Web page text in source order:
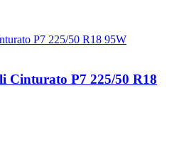
Cinturato P7 225/50 R18